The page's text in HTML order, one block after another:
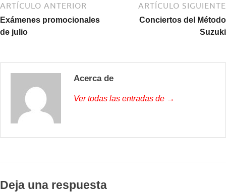
ARTÍCULO ANTERIOR
Exámenes promocionales
de julio
ARTÍCULO SIGUIENTE
Conciertos del Método
Suzuki
Acerca de
Ver todas las entradas de →
Deja una respuesta